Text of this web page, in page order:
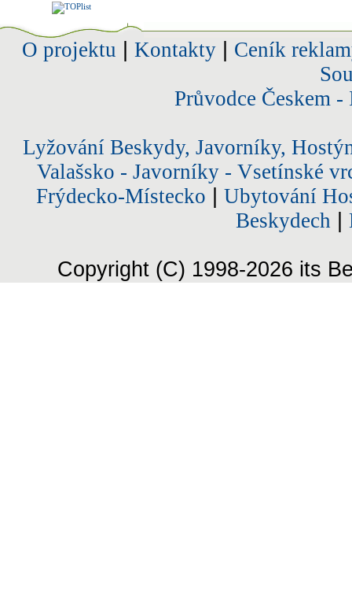
O projektu Kontakty| Ceník
Průvodce Českem
Lyžování Beskydy, Javorníky,
Valašsko - Javorníky - Vsetínské
Frýdecko-Místecko
Ubytování
Beskydech
Copyright (C) 1998-2026 its